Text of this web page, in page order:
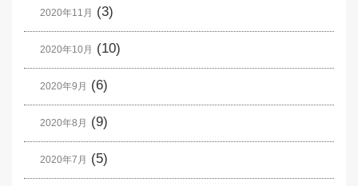
2020年11月 (3)
2020年10月 (10)
2020年9月 (6)
2020年8月 (9)
2020年7月 (5)